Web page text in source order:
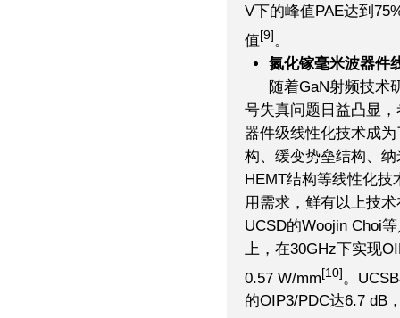
V下的峰值PAE达到
值[9]。
氮化镓毫米波器件
随着GaN射频技术
号失真问题日益凸显
器件级线性化技术成
构、缓变势垒结构、
HEMT结构等线性化
用需求，鲜有以上技
UCSD的Woojin Choi
上，在30GHz下实现
0.57 W/mm[10]。
的OIP3/PDC达6.7 dB